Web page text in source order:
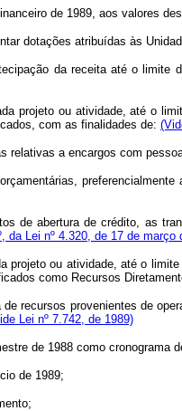
de 1989, aos valores
dotações atribuídas às
da receita até o
projeto ou atividade, até o
com as finalidades de:
relativas a encargos com
de abertura de crédito, as
da Lei nº 4.320, de 17 de março
projeto ou atividade, até o
como Recursos
recursos provenientes de
Lei nº 7.742, de 1989)
de 1988 como cronograma
de 1989;